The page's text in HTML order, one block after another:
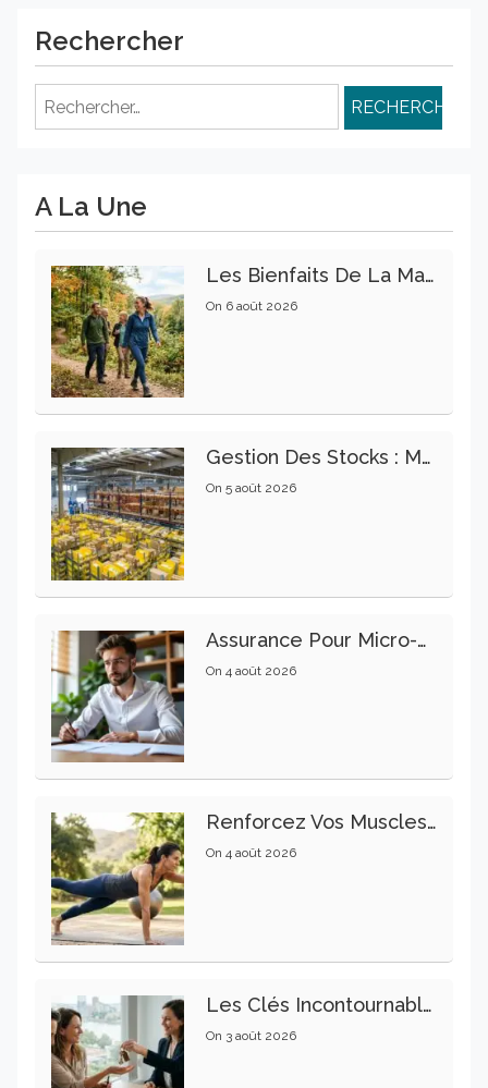
Rechercher
Rechercher :
A La Une
Les Bienfaits De La Marche Sur La Santé Physique Et Mentale
On 6 août 2026
Gestion Des Stocks : Meilleures Pratiques Intralogistiques
On 5 août 2026
Assurance Pour Micro-Entrepreneur : Les Garanties Essentielles À Connaître
On 4 août 2026
Renforcez Vos Muscles Profonds Pour Apaiser Votre Mal De Dos
On 4 août 2026
Les Clés Incontournables Pour Réussir Vos Transactions Immobilières
On 3 août 2026